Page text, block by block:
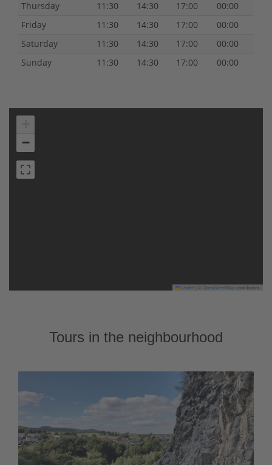
Thursday 11:30 14:30 17:00
00:00
Friday
11:30 14:30 17:00
00:00
Saturday
11:30 14:30 17:00
00:00
Sunday
11:30 14:30 17:00 00:00
−
Leaflet OpenStreetMapcontributors
Tours in the neighbourhood